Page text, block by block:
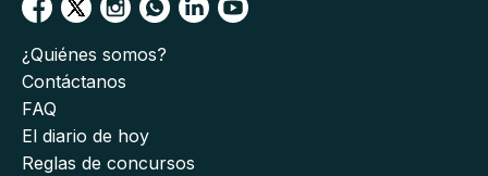
¿Quiénes somos?
Contáctanos
FAQ
El diario de hoy
Reglas de concursos